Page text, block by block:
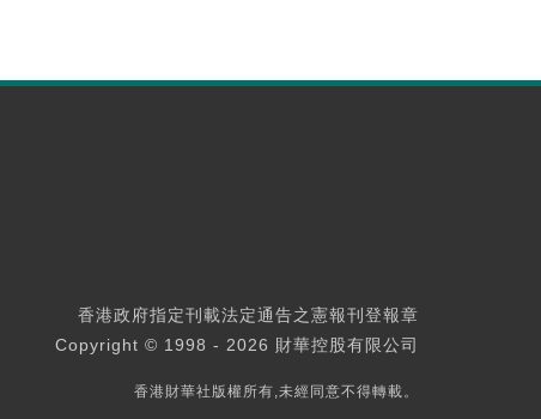
香港政府指定刊載法定通告之憲報刊登報章
Copyright © 1998 - 2026 財華控股有限公司
香港財華社版權所有,未經同意不得轉載。